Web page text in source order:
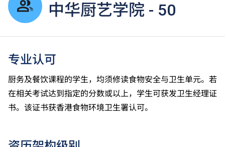
中华厨艺学院 - 50
专业认可
厨务及餐饮课程的学生，均须修读食物安全与卫生单元。若
在相关考试达到指定的分数或以上，学生可获发卫生经理证
书。该证书获香港食物环境卫生署认可。